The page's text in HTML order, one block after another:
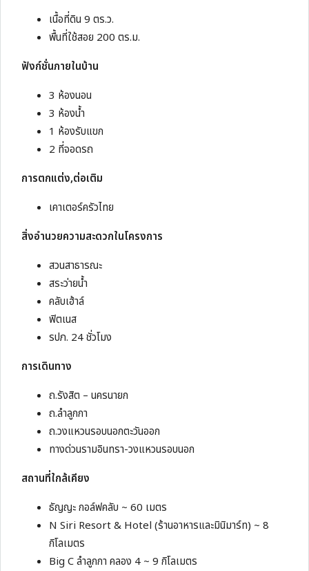
เนื้อที่ดิน 9 ตร.ว.
พื้นที่ใช้สอย 200 ตร.ม.
ฟังก์ชั่นภายในบ้าน
3 ห้องนอน
3 ห้องน้ำ
1 ห้องรับแขก
2 ที่จอดรถ
การตกแต่ง,ต่อเติม
เคาเตอร์ครัวไทย
สิ่งอำนวยความสะดวกในโครงการ
สวนสาธารณะ
สระว่ายน้ำ
คลับเฮ้าล์
ฟิตเนส
รปภ. 24 ชั่วโมง
การเดินทาง
ถ.รังสิต – นครนายก
ถ.ลำลูกกา
ถ.วงแหวนรอบนอกตะวันออก
ทางด่วนรามอินทรา-วงแหวนรอบนอก
สถานที่ใกล้เคียง
ธัญญะ กอล์ฟคลับ ~ 60 เมตร
N Siri Resort & Hotel (ร้านอาหารและมินิมาร์ท) ~ 8
กิโลเมตร
Big C ลำลูกกา คลอง 4 ~ 9 กิโลเมตร